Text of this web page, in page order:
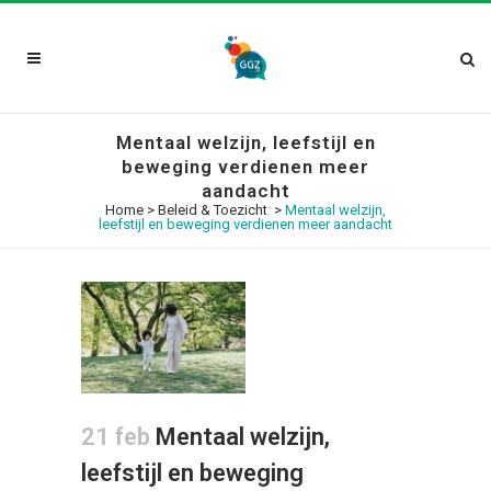
Mentaal welzijn, leefstijl en
beweging verdienen meer
aandacht
Home > Beleid & Toezicht > Mentaal welzijn,
leefstijl en beweging verdienen meer aandacht
21 feb Mentaal welzijn,
leefstijl en beweging